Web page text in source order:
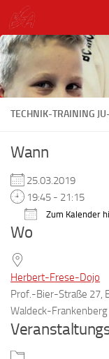
Unter dem Inhalt
TECHNIK-TRAINING
Wann
25.03.2019
19:45 - 21:15
Zum Kalender
Wo
Herbert-Frese-Dojo
Prof.-Bier-Straße 27,
Waldeck-Frankenberg